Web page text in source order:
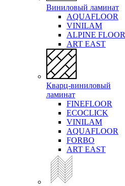
Виниловый ламинат
AQUAFLOOR
VINILAM
ALPINE FLOOR
ART EAST
Кварц-виниловый
ламинат
FINEFLOOR
ECOCLICK
VINILAM
AQUAFLOOR
FORBO
ART EAST